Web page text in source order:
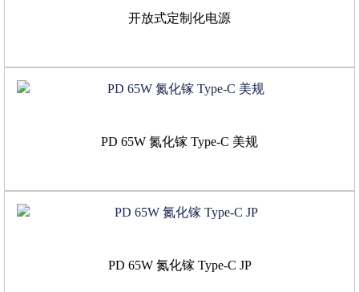
开放式定制化电源
PD 65W 氮化镓 Type-C 美规
PD 65W 氮化镓 Type-C JP